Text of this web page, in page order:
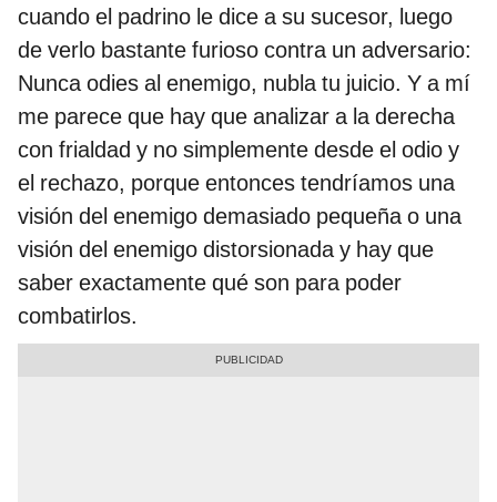
cuando el padrino le dice a su sucesor, luego
de verlo bastante furioso contra un adversario:
Nunca odies al enemigo, nubla tu juicio. Y a mí
me parece que hay que analizar a la derecha
con frialdad y no simplemente desde el odio y
el rechazo, porque entonces tendríamos una
visión del enemigo demasiado pequeña o una
visión del enemigo distorsionada y hay que
saber exactamente qué son para poder
combatirlos.